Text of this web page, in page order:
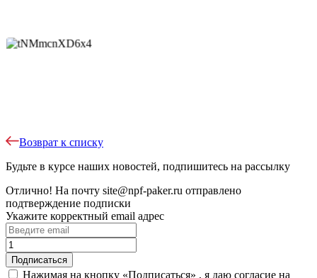
Возврат к списку
Будьте в курсе наших новостей, подпишитесь на рассылку
Отлично! На почту site@npf-paker.ru отправлено
подтверждение подписки
Укажите корректный email адрес
Нажимая на кнопку «Подписаться» , я даю согласие на